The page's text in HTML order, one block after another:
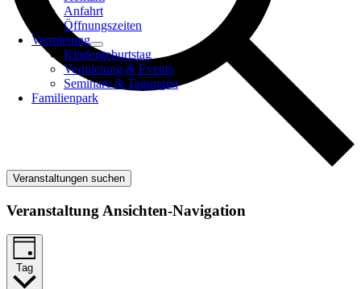
Anfahrt
Öffnungszeiten
Vermietung
Kindergeburtstag
Vermietung & Events
Seminare & Tagungen
Familienpark
Veranstaltungen suchen
Veranstaltung Ansichten-Navigation
Tag